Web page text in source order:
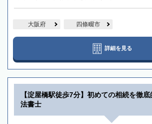
大阪府 四條畷市
詳細を見る
【淀屋橋駅徒歩7分】初めての相続を徹
法書士